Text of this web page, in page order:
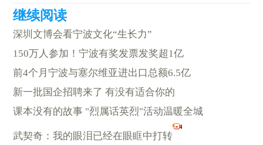
深圳文博会看宁波文化“生长力”
150万人参加！宁波有奖发票发奖超1亿
前4个月宁波与塞尔维亚进出口总额6.5亿
新一批国企招聘来了 有没有适合你的
课本没有的故事 "烈属话英烈"活动温暖全城
武契奇：我的眼泪已经在眼眶中打转